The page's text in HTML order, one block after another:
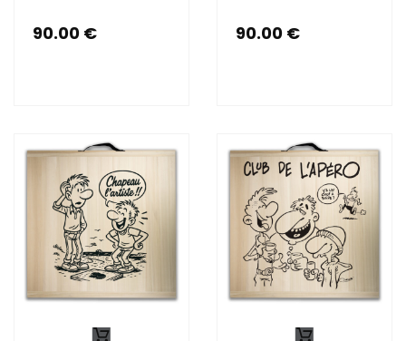
90.00 € 90.00 €